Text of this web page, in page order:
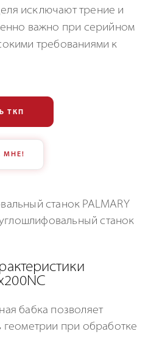
исключают трение и
важно при серийном
требованиями к
ТКП
МНЕ!
бабка позволяет
геометрии при обработке